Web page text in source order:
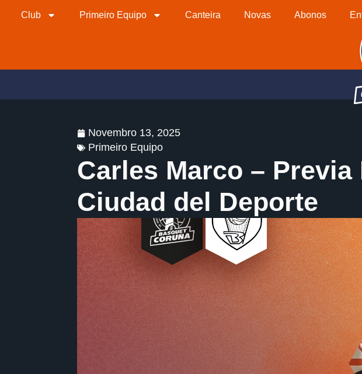
Club Primeiro Equipo Canteira Novas Abonos
Novembro 13, 2025
Primeiro Equipo
Carles Marco –
Ciudad del Deporte